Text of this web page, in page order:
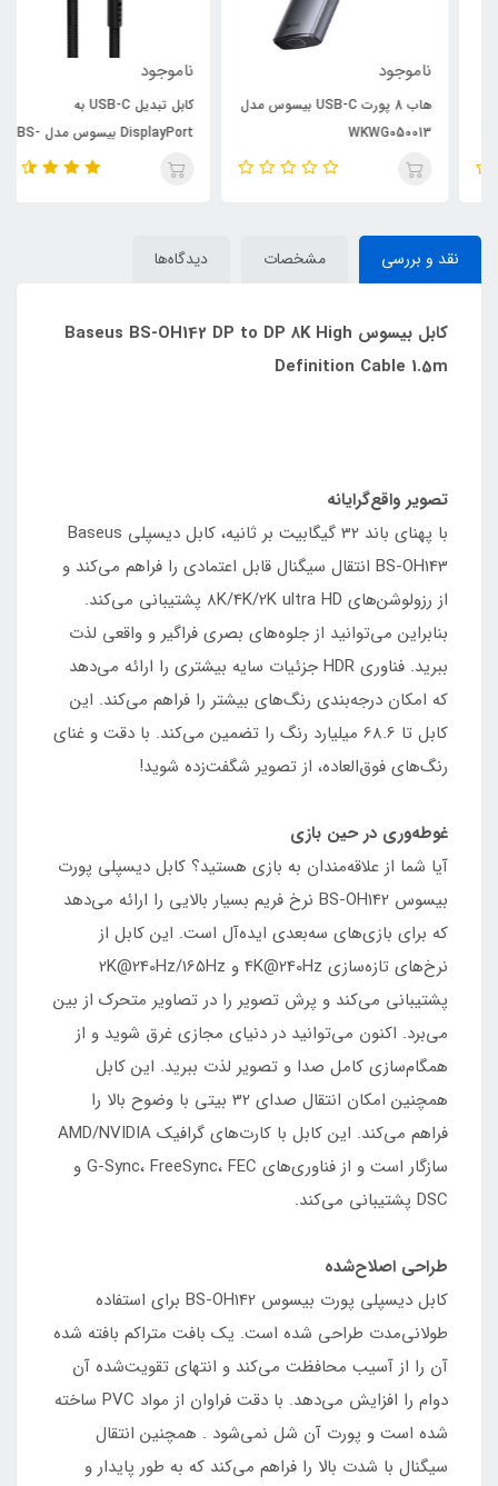
ناموجود
هاب 8 پورت USB-C بیسوس مدل
WKWG050013
ناموجود
کابل تبدیل USB-C به
DisplayPort بیسوس مدل BS-
نقد و بررسی مشخصات دیدگاه‌ها
کابل بیسوس Baseus BS-OH142 DP to DP 8K High
Definition Cable 1.5m
تصویر واقع‌گرایانه
با پهنای باند 32 گیگابیت بر ثانیه، کابل دیسپلی Baseus
BS-OH143 انتقال سیگنال قابل اعتمادی را فراهم می‌کند و
از رزولوشن‌های 8K/4K/2K ultra HD پشتیبانی می‌کند.
بنابراین می‌توانید از جلوه‌های بصری فراگیر و واقعی لذت
ببرید. فناوری HDR جزئیات سایه بیشتری را ارائه می‌دهد
که امکان درجه‌بندی رنگ‌های بیشتر را فراهم می‌کند. این
کابل تا 68.6 میلیارد رنگ را تضمین می‌کند. با دقت و غنای
رنگ‌های فوق‌العاده، از تصویر شگفت‌زده شوید!
غوطه‌وری در حین بازی
آیا شما از علاقه‌مندان به بازی هستید؟ کابل دیسپلی پورت
بیسوس BS-OH142 نرخ فریم بسیار بالایی را ارائه می‌دهد
که برای بازی‌های سه‌بعدی ایده‌آل است. این کابل از
نرخ‌های تازه‌سازی 4K@240Hz و 2K@240Hz/165Hz
پشتیبانی می‌کند و پرش تصویر را در تصاویر متحرک از بین
می‌برد. اکنون می‌توانید در دنیای مجازی غرق شوید و از
همگام‌سازی کامل صدا و تصویر لذت ببرید. این کابل
همچنین امکان انتقال صدای 32 بیتی با وضوح بالا را
فراهم می‌کند. این کابل با کارت‌های گرافیک AMD/NVIDIA
سازگار است و از فناوری‌های G-Sync، FreeSync، FEC و
DSC پشتیبانی می‌کند.
طراحی اصلاح‌شده
کابل دیسپلی پورت بیسوس BS-OH142 برای استفاده
طولانی‌مدت طراحی شده است. یک بافت متراکم بافته شده
آن را از آسیب محافظت می‌کند و انتهای تقویت‌شده آن
دوام را افزایش می‌دهد. با دقت فراوان از مواد PVC ساخته
شده است و پورت آن شل نمی‌شود . همچنین انتقال
سیگنال با شدت بالا را فراهم می‌کند که به طور پایدار و